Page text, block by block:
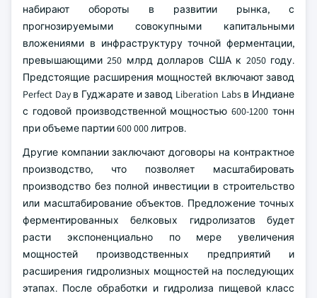
набирают обороты в развитии рынка, с
прогнозируемыми совокупными капитальными
вложениями в инфраструктуру точной ферментации,
превышающими 250 млрд долларов США к 2050 году.
Предстоящие расширения мощностей включают завод
Perfect Day в Гуджарате и завод Liberation Labs в Индиане
с годовой производственной мощностью 600-1200 тонн
при объеме партии 600 000 литров.
Другие компании заключают договоры на контрактное
производство, что позволяет масштабировать
производство без полной инвестиции в строительство
или масштабирование объектов. Предложение точных
ферментированных белковых гидролизатов будет
расти экспоненциально по мере увеличения
мощностей производственных предприятий и
расширения гидролизных мощностей на последующих
этапах. После обработки и гидролиза пищевой класс